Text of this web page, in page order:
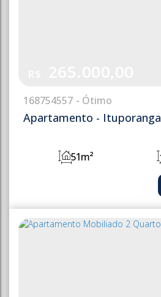
Apartamento - Ituporanga
168754557
51m²